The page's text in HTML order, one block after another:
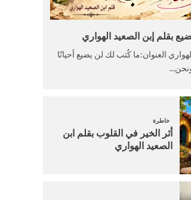
بقلم إبن الصعيد الهواري
العنوان:ما كُتب لك لن يضيع أحيانًا
خاطرة
أثر الخير في القلوب بقلم ابن
الصعيد الهواري